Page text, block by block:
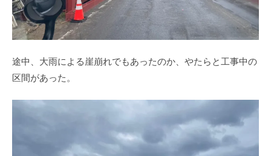
途中、大雨による崖崩れでもあったのか、やたらと工事中の
区間があった。